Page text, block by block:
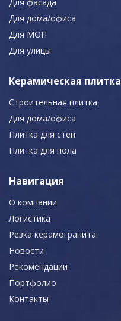
Для дома/офиса
Для МОП
Для улицы
Керамическая плитка
Строительная плитка
Для дома/офиса
Плитка для стен
Плитка для пола
Навигация
О компании
Логистика
Резка керамогранита
Новости
Рекомендации
Портфолио
Контакты